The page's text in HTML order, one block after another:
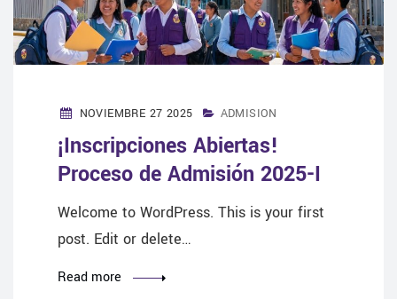
NOVIEMBRE 27 2025 ADMISION
¡Inscripciones Abiertas!
Proceso de Admisión 2025-I
Welcome to WordPress. This is your first
post. Edit or delete…
Read more